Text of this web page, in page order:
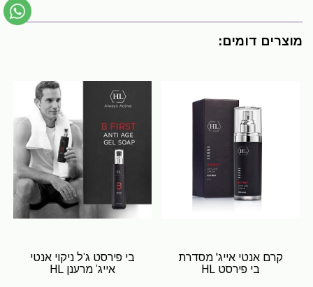
מוצרים דומים:
קרם אנטי אייג' מסדרת
בי פירסט HL
בי פירסט ג’ל ניקוי אנטי
אייג’ מרענן HL